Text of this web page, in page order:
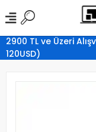
2900 TL ve Üzeri
120USD)